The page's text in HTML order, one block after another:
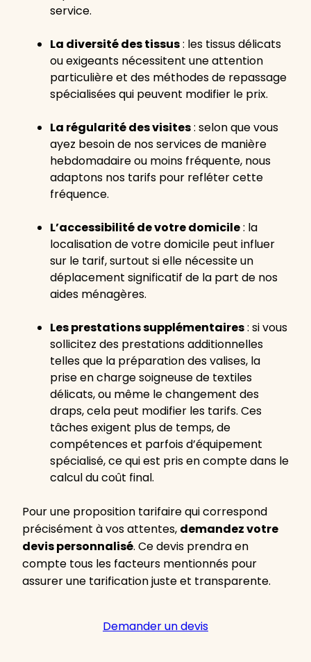
service.
La diversité des tissus: les tissus délicats
ou exigeants nécessitent une attention
particulière et des méthodes de repassage
spécialisées qui peuvent modifier le prix.
La régularité des visites: selon que vous
ayez besoin de nos services de manière
hebdomadaire ou moins fréquente, nous
adaptons nos tarifs pour refléter cette
fréquence.
L’accessibilité de votre domicile: la
localisation de votre domicile peut influer
sur le tarif, surtout si elle nécessite un
déplacement significatif de la part de nos
aides ménagères.
Les prestations supplémentaires: si vous
sollicitez des prestations additionnelles
telles que la préparation des valises, la
prise en charge soigneuse de textiles
délicats, ou même le changement des
draps, cela peut modifier les tarifs. Ces
tâches exigent plus de temps, de
compétences et parfois d’équipement
spécialisé, ce qui est pris en compte dans le
calcul du coût final.
Pour une proposition tarifaire qui correspond
précisément à vos attentes, demandez votre
devis personnalisé. Ce devis prendra en
compte tous les facteurs mentionnés pour
assurer une tarification juste et transparente.
Demander un devis